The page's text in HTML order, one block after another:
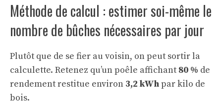
Méthode de calcul : estimer soi-même le
nombre de bûches nécessaires par jour
Plutôt que de se fier au voisin, on peut sortir la
calculette. Retenez qu’un poêle affichant 80 % de
rendement restitue environ 3,2 kWhpar kilo de
bois.